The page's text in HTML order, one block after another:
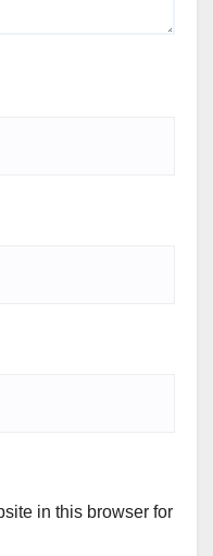
in this browser for